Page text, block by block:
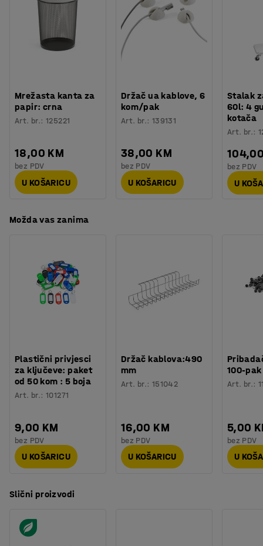
stajanja.
Podloga ima izvrsna protuklizna svojstva koja
sprečavaju klizanje i osiguravaju da podloga stoji na
smanjuje rizik od spoticanja.
Težina: 18,8 kg
Mrežasta kanta za
papir: crna
Art. br.:125221
18,00 KM
bez PDV
U KOŠARICU
Držač ua kablove, 6
kom/pak
Art. br.: 139131
38,00 KM
bez PDV
U KOŠARICU
Stalak
60l: 4
kotača
Art. br.:
bez PDV
U
Možda vas zanima
Plastični privjesci
za ključeve: paket
od 50 kom : 5 boja
Art. br.:101271
9,00 KM
bez PDV
U KOŠARICU
Držač kablova:490
mm
Art. br.: 151042
16,00 KM
bez PDV
U KOŠARICU
100-pak
Art. br.:
5,00
bez PDV
U
Slični proizvodi